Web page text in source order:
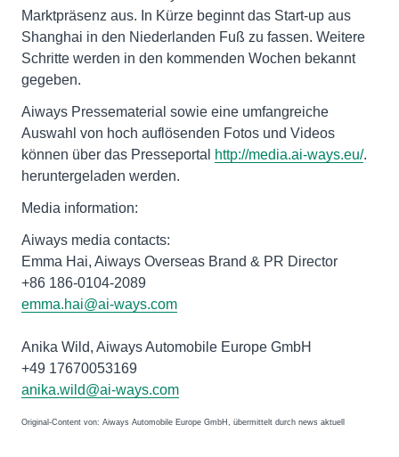
Marktpräsenz aus. In Kürze beginnt das Start-up aus
Shanghai in den Niederlanden Fuß zu fassen. Weitere
Schritte werden in den kommenden Wochen bekannt
gegeben.
Aiways Pressematerial sowie eine umfangreiche
Auswahl von hoch auflösenden Fotos und Videos
können über das Presseportal
http://media.ai-ways.eu/.
heruntergeladen werden.
Media information:
Aiways media contacts:
Emma Hai, Aiways Overseas Brand & PR Director
+86 186-0104-2089
emma.hai@ai-ways.com
Anika Wild, Aiways Automobile Europe GmbH
+49 17670053169
anika.wild@ai-ways.com
Original-Content von: Aiways Automobile Europe GmbH, übermittelt durch news aktuell